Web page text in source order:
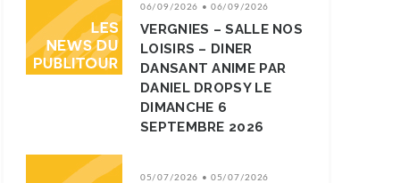
06/09/2026 • 06/09/2026
VERGNIES – SALLE NOS
LOISIRS – DINER
DANSANT ANIME PAR
DANIEL DROPSY LE
DIMANCHE 6
SEPTEMBRE 2026
05/07/2026 • 05/07/2026